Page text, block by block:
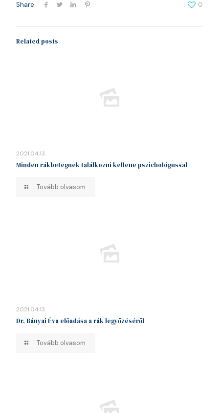
Share 0
Related posts
2021.04.13.
Minden rákbetegnek találkozni kellene pszichológussal
Tovább olvasom
2021.04.13.
Dr. Bányai Éva előadása a rák legyőzéséről
Tovább olvasom